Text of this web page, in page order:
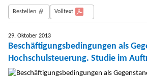
Bestellen Volltext
29. Oktober 2013
Beschäftigungsbedingungen als
Hochschulsteuerung. Studie im
Behörde für Wissenschaft und